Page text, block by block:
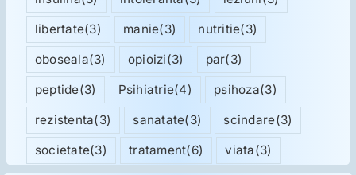
libertate(3) manie(3) nutritie(3)
oboseala(3) opioizi(3) par(3)
peptide(3) Psihiatrie(4) psihoza(3)
rezistenta(3) sanatate(3) scindare(3)
societate(3) tratament(6) viata(3)